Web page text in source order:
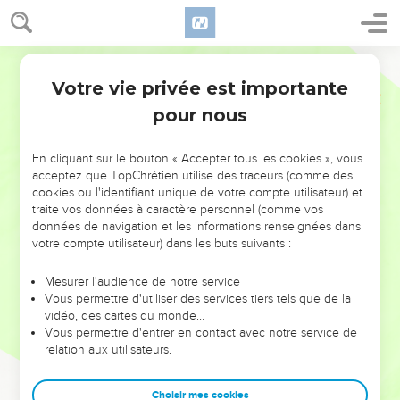
NE MANQUEZ PAS L’ÉVÉNEMENT
DE L’ANNÉE !
ET SI LEURS ERREURS POUVAIENT VOUS ÉVITER LES
VOTRES ?
leur foi ou leur vision. Mais on voit moins les doutes, les erreurs
et les saisons difficiles qu'ils ont traversés, alors même que ce
sont elles qui les ont façonnés.
Dans cette conférence, leaders, entrepreneurs, et responsables
clés pour avancer avec plus de sagesse afin que leurs erreurs
Votre vie privée est importante
pour nous
En cliquant sur le bouton « Accepter tous les cookies », vous
acceptez que TopChrétien utilise des traceurs (comme des
cookies ou l'identifiant unique de votre compte utilisateur) et
traite vos données à caractère personnel (comme vos
données de navigation et les informations renseignées dans
votre compte utilisateur) dans les buts suivants :
Mesurer l'audience de notre service
Vous permettre d'utiliser des services tiers tels que de la
vidéo, des cartes du monde…
Vous permettre d'entrer en contact avec notre service de
relation aux utilisateurs.
Choisir mes cookies